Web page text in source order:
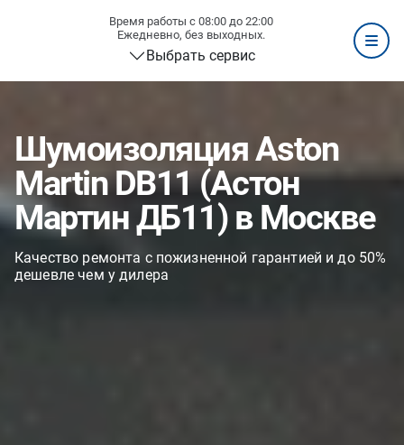
Время работы с 08:00 до 22:00
Ежедневно, без выходных.
Выбрать сервис
Шумоизоляция Aston
Martin DB11 (Астон
Мартин ДБ11) в Москве
Качество ремонта с пожизненной гарантией и до 50%
дешевле чем у дилера